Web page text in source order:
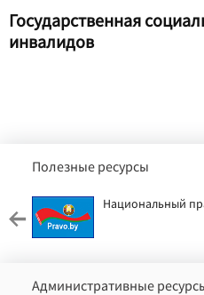
Государственная
инвалидов
Полезные ресурсы
Национальный
Административные